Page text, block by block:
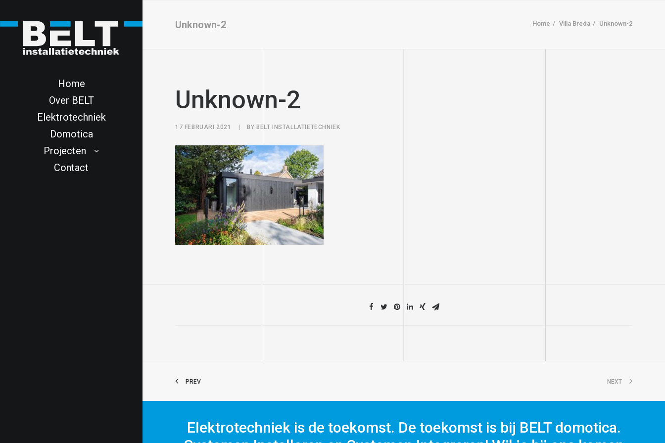
Home
Over BELT
Elektrotechniek
Domotica
Projecten
Contact
Unknown-2 Home Villa Breda Unknown-2
Unknown-2
17 FEBRUARI 2021 BY BELT INSTALLATIETECHNIEK
PREV NEXT
Elektrotechniek is de toekomst. De toekomst is bij BELT domotica.